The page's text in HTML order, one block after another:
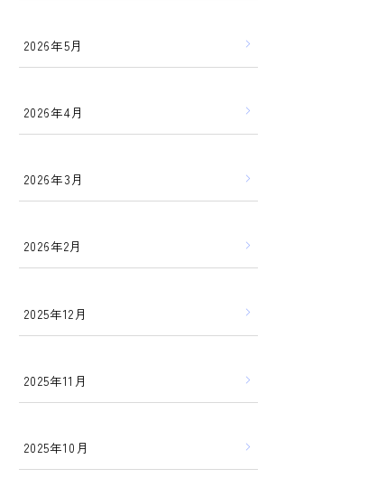
2026年5月
2026年4月
2026年3月
2026年2月
2025年12月
2025年11月
2025年10月